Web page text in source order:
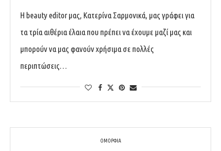
H beauty editor μας, Κατερίνα Σαρμονικά, μας γράφει για
τα τρία αιθέρια έλαια που πρέπει να έχουμε μαζί μας και
μπορούν να μας φανούν χρήσιμα σε πολλές
περιπτώσεις…
ΟΜΟΡΦΙΑ